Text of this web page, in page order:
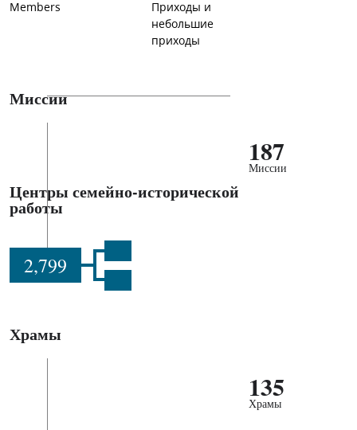
Members
Приходы и
небольшие
приходы
Миссии
187
Миссии
Центры семейно-исторической
работы
2,799
Храмы
135
Храмы